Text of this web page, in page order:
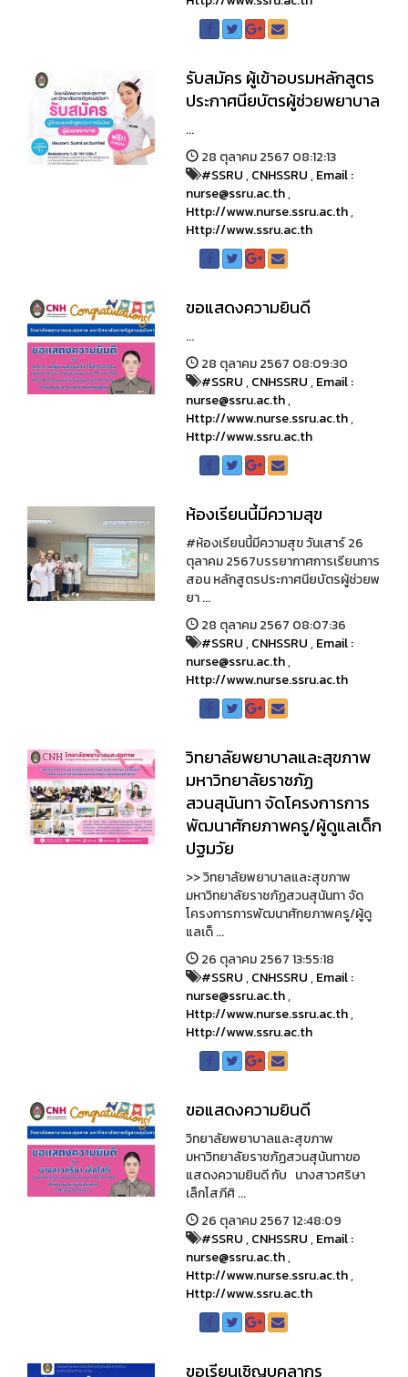
รับสมัคร ผู้เข้าอบรมหลักสูตร
ประกาศนียบัตรผู้ช่วยพยาบาล
...
28 ตุลาคม 2567 08:12:13
#SSRU,CNHSSRU,Email :
nurse@ssru.ac.th,
Http://www.nurse.ssru.ac.th,
Http://www.ssru.ac.th
ขอแสดงความยินดี
...
28 ตุลาคม 2567 08:09:30
#SSRU,CNHSSRU,Email :
nurse@ssru.ac.th,
Http://www.nurse.ssru.ac.th,
Http://www.ssru.ac.th
ห้องเรียนนี้มีความสุข
#ห้องเรียนนี้มีความสุข วันเสาร์ 26
ตุลาคม 2567บรรยากาศการเรียนการ
สอน หลักสูตรประกาศนียบัตรผู้ช่วยพ
ยา ...
28 ตุลาคม 2567 08:07:36
#SSRU,CNHSSRU,Email :
nurse@ssru.ac.th,
Http://www.nurse.ssru.ac.th
วิทยาลัยพยาบาลและสุขภาพ
มหาวิทยาลัยราชภัฏ
สวนสุนันทา จัดโครงการการ
พัฒนาศักยภาพครู/ผู้ดูแลเด็ก
ปฐมวัย
>> วิทยาลัยพยาบาลและสุขภาพ
มหาวิทยาลัยราชภัฏสวนสุนันทา จัด
โครงการการพัฒนาศักยภาพครู/ผู้ดู
แลเด็ ...
26 ตุลาคม 2567 13:55:18
#SSRU,CNHSSRU,Email :
nurse@ssru.ac.th,
Http://www.nurse.ssru.ac.th,
Http://www.ssru.ac.th
ขอแสดงความยินดี
วิทยาลัยพยาบาลและสุขภาพ
มหาวิทยาลัยราชภัฏสวนสุนันทาขอ
แสดงความยินดี กับ นางสาวศริษา
เล็กโสภีศิ ...
26 ตุลาคม 2567 12:48:09
#SSRU,CNHSSRU,Email :
nurse@ssru.ac.th,
Http://www.nurse.ssru.ac.th,
Http://www.ssru.ac.th
ขอเรียนเชิญบุคลากร